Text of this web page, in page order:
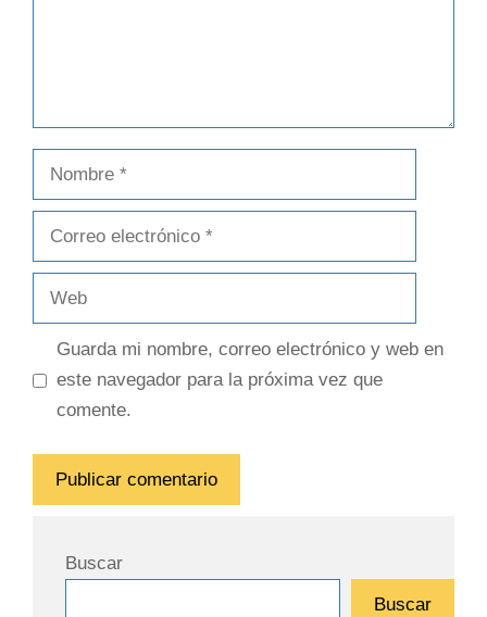
Guarda mi nombre, correo electrónico y web en
este navegador para la próxima vez que
comente.
Buscar
Buscar